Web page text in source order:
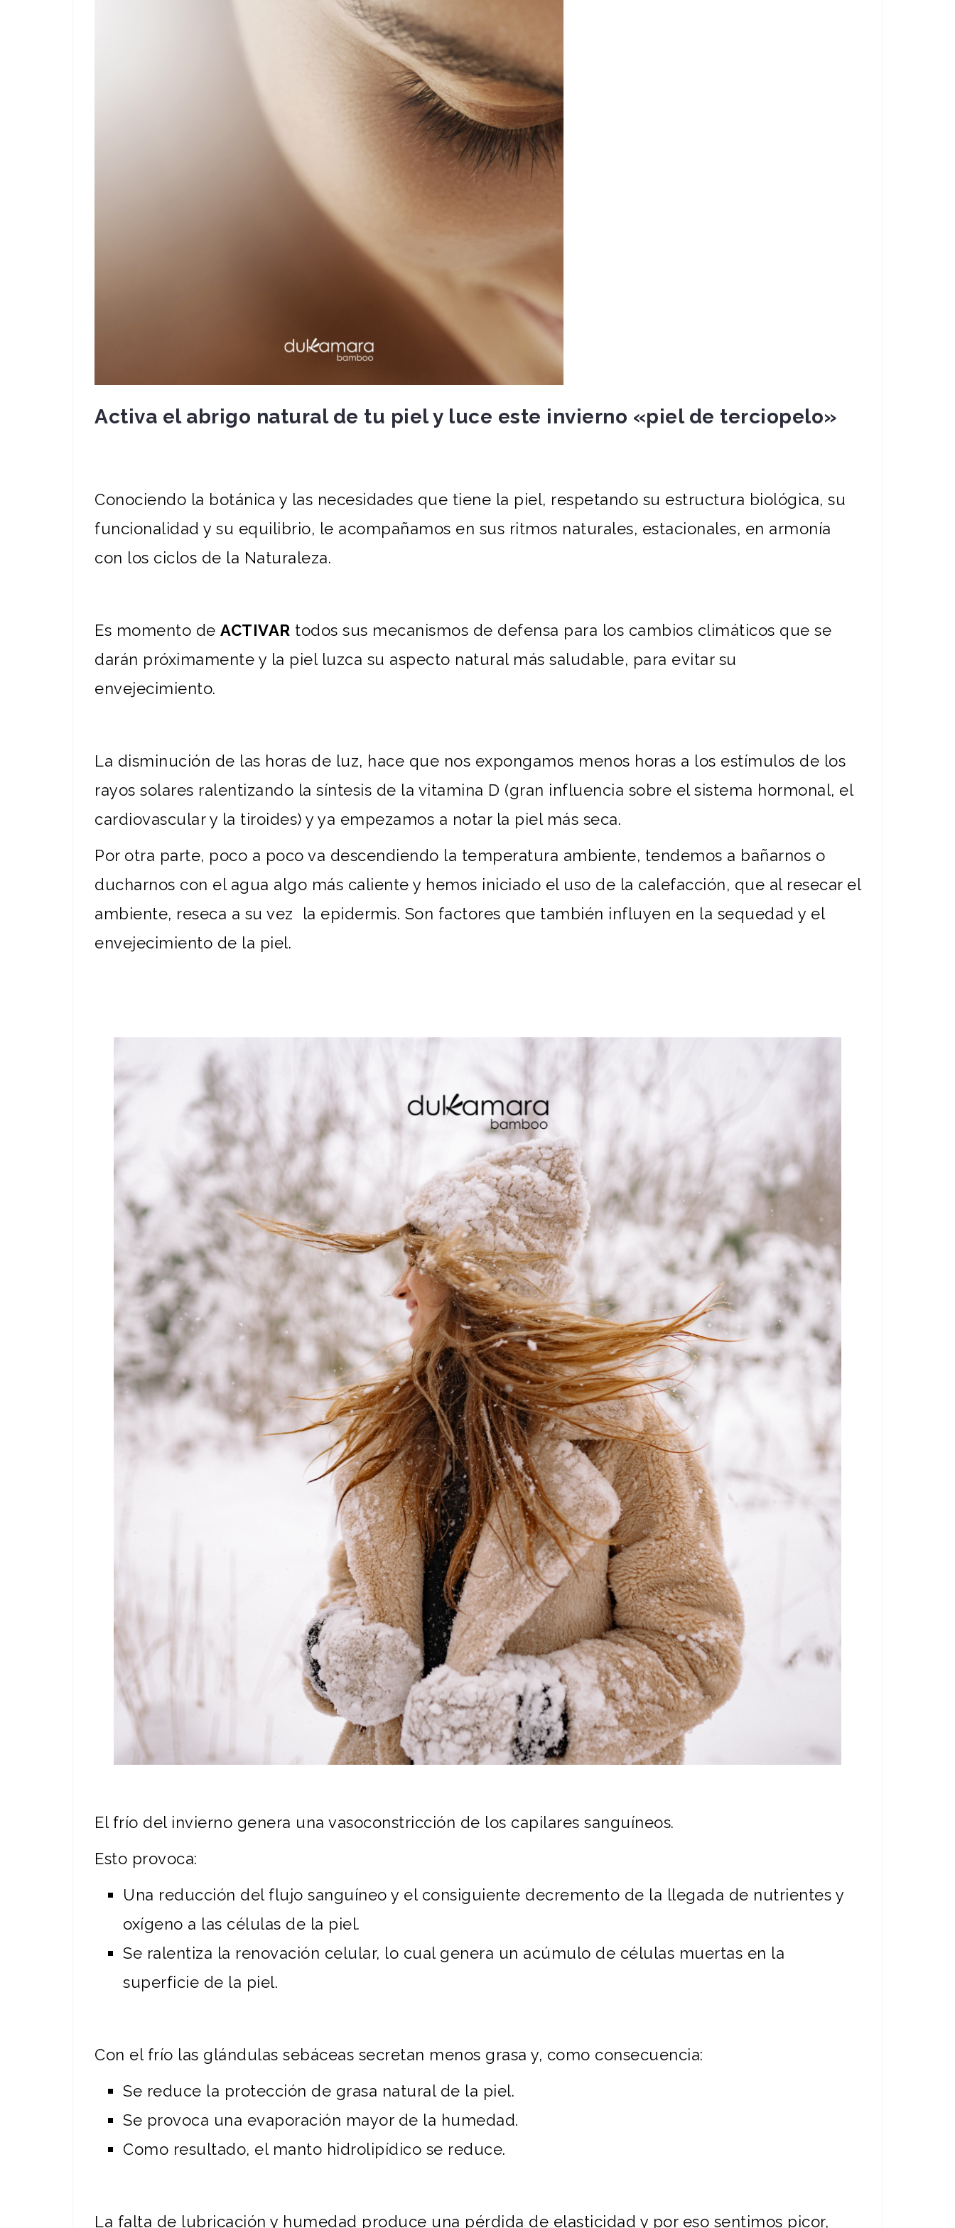
Activa el abrigo natural de tu piel y luce este invierno «piel de terciopelo»
Conociendo la botánica y las necesidades que tiene la piel, respetando su estructura biológica, su
funcionalidad y su equilibrio, le acompañamos en sus ritmos naturales, estacionales, en armonía
con los ciclos de la Naturaleza.
Es momento de ACTIVAR todos sus mecanismos de defensa para los cambios climáticos que se
darán próximamente y la piel luzca su aspecto natural más saludable, para evitar su
envejecimiento.
La disminución de las horas de luz, hace que nos expongamos menos horas a los estímulos de los
rayos solares ralentizando la síntesis de la vitamina D (gran influencia sobre el sistema hormonal, el
cardiovascular y la tiroides) y ya empezamos a notar la piel más seca.
Por otra parte, poco a poco va descendiendo la temperatura ambiente, tendemos a bañarnos o
ducharnos con el agua algo más caliente y hemos iniciado el uso de la calefacción, que al resecar el
ambiente, reseca a su vez la epidermis. Son factores que también influyen en la sequedad y el
envejecimiento de la piel.
El frío del invierno genera una vasoconstricción de los capilares sanguíneos.
Esto provoca:
Una reducción del flujo sanguíneo y el consiguiente decremento de la llegada de nutrientes y
oxígeno a las células de la piel.
Se ralentiza la renovación celular, lo cual genera un acúmulo de células muertas en la
superficie de la piel.
Con el frío las glándulas sebáceas secretan menos grasa y, como consecuencia:
Se reduce la protección de grasa natural de la piel.
Se provoca una evaporación mayor de la humedad.
Como resultado, el manto hidrolipídico se reduce.
La falta de lubricación y humedad produce una pérdida de elasticidad y por eso sentimos picor,